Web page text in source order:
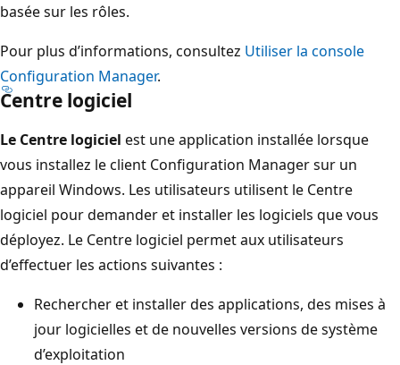
basée sur les rôles.
Pour plus d’informations, consultez Utiliser la console
Configuration Manager.
Centre logiciel
Le Centre logiciel est une application installée lorsque
vous installez le client Configuration Manager sur un
appareil Windows. Les utilisateurs utilisent le Centre
logiciel pour demander et installer les logiciels que vous
déployez. Le Centre logiciel permet aux utilisateurs
d’effectuer les actions suivantes :
Rechercher et installer des applications, des mises à
jour logicielles et de nouvelles versions de système
d’exploitation